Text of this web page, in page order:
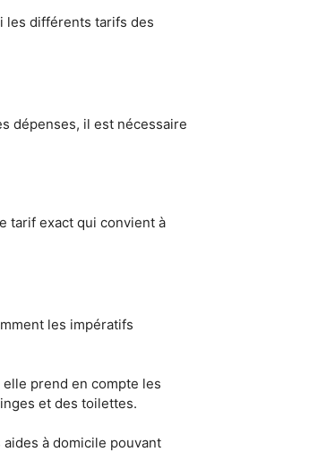
les différents tarifs des
dépenses, il est nécessaire
tarif exact qui convient à
les impératifs
prend en compte les
et des toilettes.
à domicile pouvant